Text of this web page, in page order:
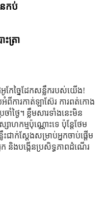
កប់
ះត្រា
កែច្នៃដែកសន្លឹករបស់យើង!
អំពីការកាត់ឡាស៊ែរ ការពត់កោង
ចាំថ្ងៃ។ ខ្លឹមសារទាំងនេះមិន
ាហកម្មប៉ុណ្ណោះទេ ប៉ុន្តែថែម
ាក់ស្តែងសម្រាប់អ្នកចាប់ផ្តើម
និងបង្កើនប្រសិទ្ធភាពដំណើរ